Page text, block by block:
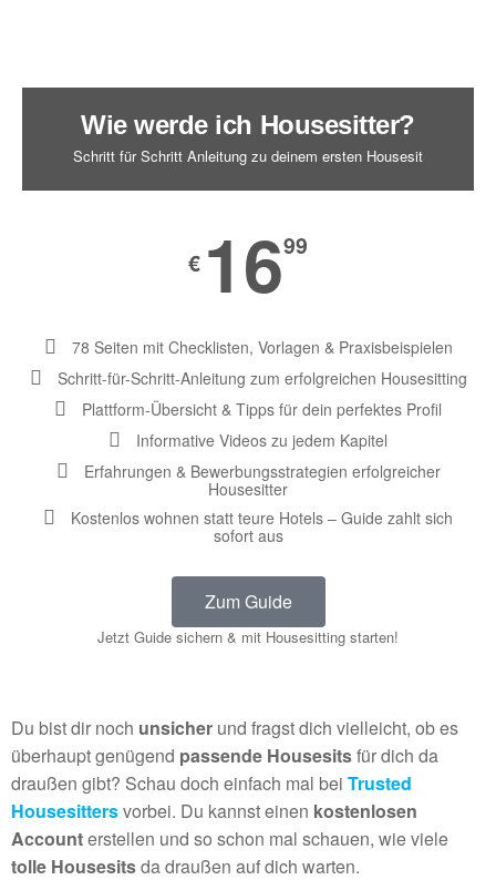
Wie werde ich Housesitter?
Schritt für Schritt Anleitung zu deinem ersten Housesit
€ 1699
78 Seiten mit Checklisten, Vorlagen & Praxisbeispielen
Schritt-für-Schritt-Anleitung zum erfolgreichen Housesitting
Plattform-Übersicht & Tipps für dein perfektes Profil
Informative Videos zu jedem Kapitel
Erfahrungen & Bewerbungsstrategien erfolgreicher
Housesitter
Kostenlos wohnen statt teure Hotels – Guide zahlt sich
sofort aus
Zum Guide
Jetzt Guide sichern & mit Housesitting starten!
Du bist dir noch unsicher und fragst dich vielleicht, ob es
überhaupt genügend passende Housesitsfür dich da
draußen gibt? Schau doch einfach mal bei Trusted
Housesittersvorbei. Du kannst einen kostenlosen
Accounterstellen und so schon mal schauen, wie viele
tolle Housesitsda draußen auf dich warten.